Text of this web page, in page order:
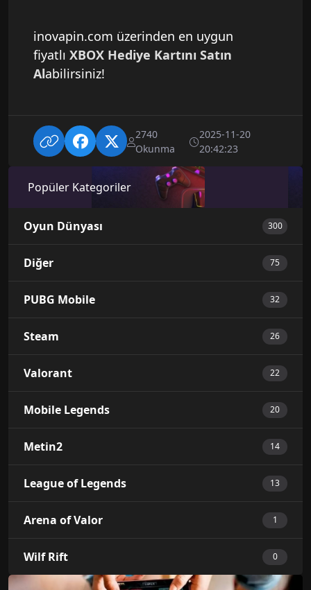
inovapin.com üzerinden en uygun
fiyatlı XBOX Hediye Kartını Satın
Alabilirsiniz!
2740
Okunma
2025-11-20
20:42:23
Popüler Kategoriler
Oyun Dünyası 300
Diğer 75
PUBG Mobile 32
Steam 26
Valorant 22
Mobile Legends 20
Metin2 14
League of Legends 13
Arena of Valor 1
Wilf Rift 0